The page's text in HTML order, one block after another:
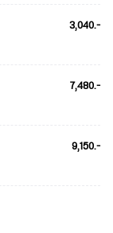
3,040.-
7,480.-
9,150.-